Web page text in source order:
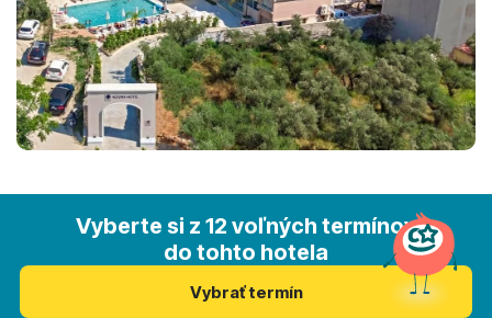
Vyberte si z 12 voľných termínov
do tohto hotela
Vybrať termín